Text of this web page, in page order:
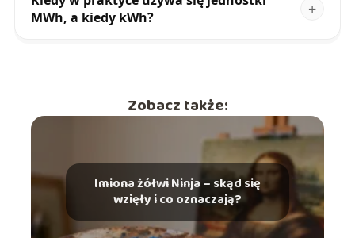
MWh, a kiedy kWh?
Zobacz także:
Imiona żółwi Ninja – skąd się
wzięły i co oznaczają?